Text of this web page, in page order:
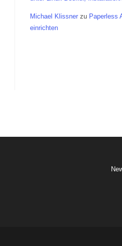
Michael Klissner zu Paperless
einrichten